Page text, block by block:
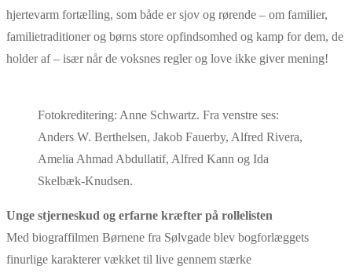
hjertevarm fortælling, som både er sjov og rørende – om familier,
familietraditioner og børns store opfindsomhed og kamp for dem, de
holder af – især når de voksnes regler og love ikke giver mening!
Fotokreditering: Anne Schwartz. Fra venstre ses:
Anders W. Berthelsen, Jakob Fauerby, Alfred Rivera,
Amelia Ahmad Abdullatif, Alfred Kann og Ida
Skelbæk-Knudsen.
Unge stjerneskud og erfarne kræfter på rollelisten
Med biograffilmen Børnene fra Sølvgade blev bogforlæggets
finurlige karakterer vækket til live gennem stærke